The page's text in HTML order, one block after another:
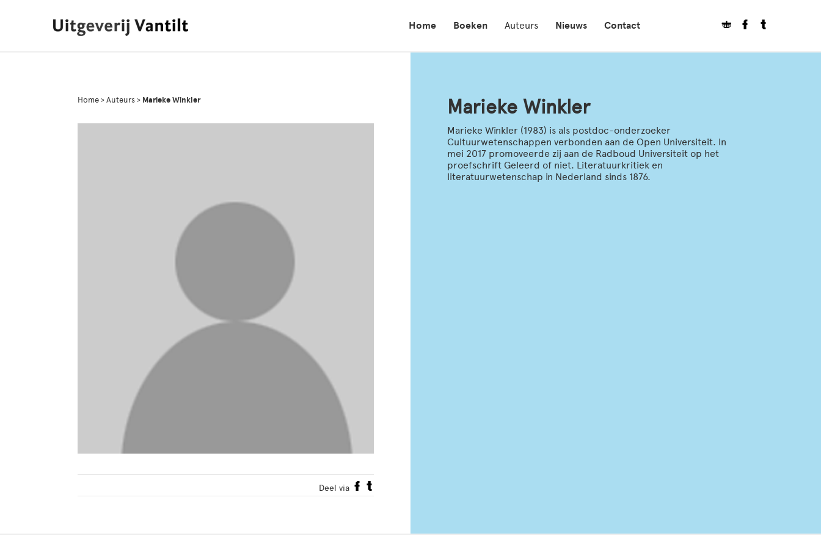
Home Boeken Auteurs Nieuws Contact
Home > Auteurs > Marieke Winkler
Deel via
Marieke Winkler
Marieke Winkler (1983) is als postdoc-onderzoeker
Cultuurwetenschappen verbonden aan de Open Universiteit. In
mei 2017 promoveerde zij aan de Radboud Universiteit op het
proefschrift Geleerd of niet. Literatuurkritiek en
literatuurwetenschap in Nederland sinds 1876.